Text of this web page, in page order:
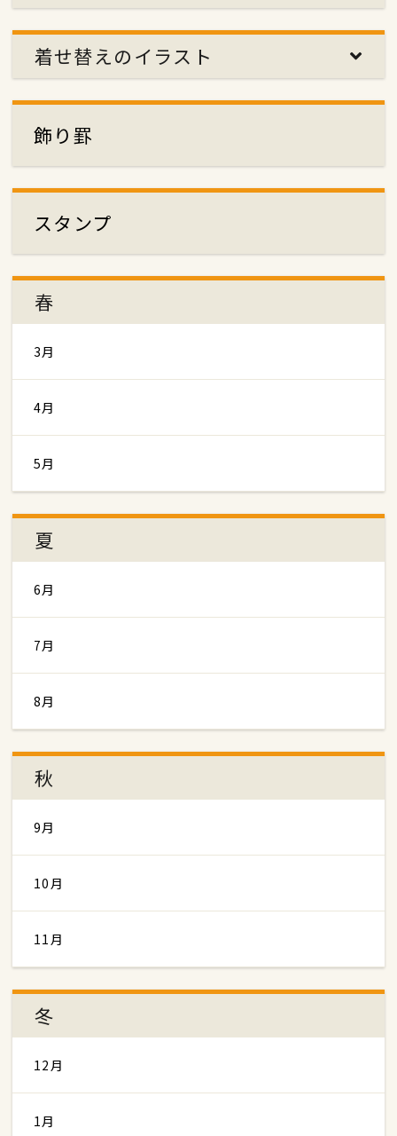
着せ替えのイラスト
飾り罫
スタンプ
春
3月
4月
5月
夏
6月
7月
8月
秋
9月
10月
11月
冬
12月
1月